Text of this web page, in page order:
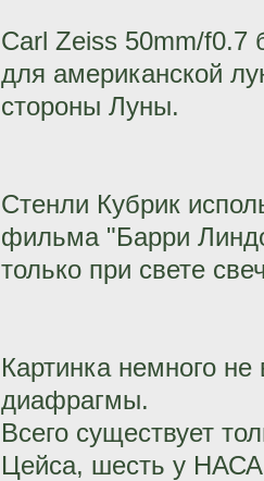
Carl Zeiss 50mm/f0.7
для американской
стороны Луны.
Стенли Кубрик
фильма "Барри
только при свете
Картинка немного
диафрагмы.
Всего существует
Цейса, шесть у